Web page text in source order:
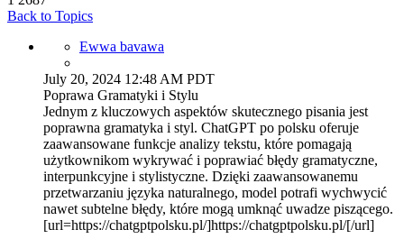
Back to Topics
Ewwa bavawa
July 20, 2024 12:48 AM PDT
Poprawa Gramatyki i Stylu
Jednym z kluczowych aspektów skutecznego pisania jest
poprawna gramatyka i styl. ChatGPT po polsku oferuje
zaawansowane funkcje analizy tekstu, które pomagają
użytkownikom wykrywać i poprawiać błędy gramatyczne,
interpunkcyjne i stylistyczne. Dzięki zaawansowanemu
przetwarzaniu języka naturalnego, model potrafi wychwycić
nawet subtelne błędy, które mogą umknąć uwadze piszącego.
[url=https://chatgptpolsku.pl/]https://chatgptpolsku.pl/[/url]